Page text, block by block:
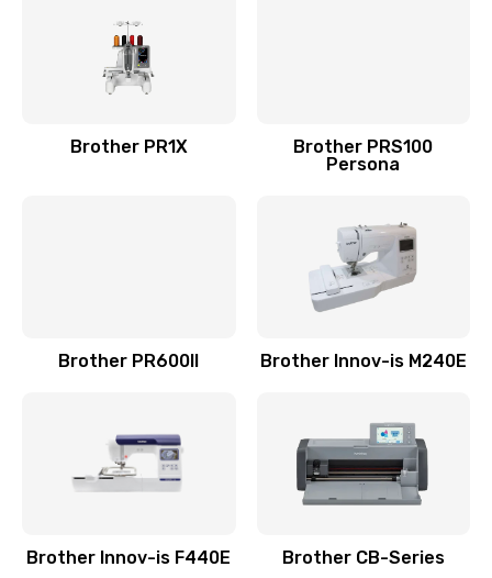
Brother PR1X
Brother PRS100
Persona
Brother PR600II Brother Innov-is M240E
Brother Innov-is F440E Brother CB-Series